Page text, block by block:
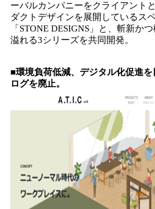
ーバルカンパニーをクライアント
ダクトデザインを展開しているス
「STONE DESIGNS」と、斬新か
溢れる3シリーズを共同開発。
■環境負荷低減、デジタル化促進
ログを廃止。